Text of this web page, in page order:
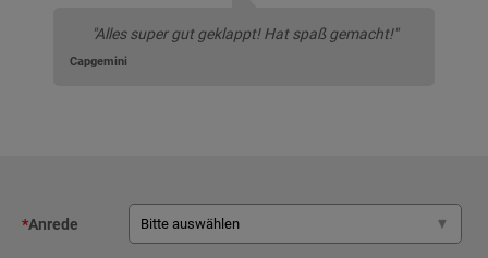
"Alles super gut geklappt! Hat spaß gemacht!"
Capgemini
*Anrede